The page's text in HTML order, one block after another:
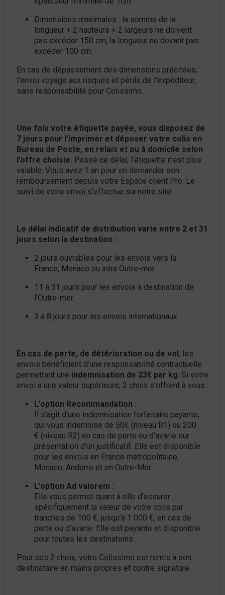
Dimensions maximales : la somme de la
longueur + 2 hauteurs + 2 largeurs ne doivent
pas excéder 150 cm, la longueur ne devant pas
excéder 100 cm.
En cas de dépassement des dimensions précitées,
l’envoi voyage aux risques et périls de l'expéditeur,
sans responsabilité pour Colissimo.
Une fois votre étiquette payée, vous disposez de
7 jours pour l’imprimer et déposer votre colis en
Bureau de Poste, en relais et ou à domicile selon
l’offre choisie. Passé ce délai, l’étiquette n’est plus
valable. Vous avez 1 an pour en demander son
remboursement depuis votre Espace client Pro. Le
suivi de votre envoi s’effectue sur notre site.
Le délai indicatif de distribution varie entre 2 et 31
jours selon la destination :
2 jours ouvrables pour les envois vers la
France, Monaco ou intra Outre-mer.
11 à 31 jours pour les envois à destination de
l’Outre-mer.
3 à 8 jours pour les envois internationaux.
En cas de perte, de détérioration ou de vol, les
envois bénéficient d’une responsabilité contractuelle
permettant une indemnisation de 23€ par kg. Si votre
envoi a une valeur supérieure, 2 choix s'offrent à vous :
L’option Recommandation :
Il s'agit d'une indemnisation forfaitaire payante,
qui vous indemnise de 50€ (niveau R1) ou 200
€ (niveau R2) en cas de perte ou d’avarie sur
présentation d'un justificatif. Elle est disponible
pour les envois en France métropolitaine,
Monaco, Andorre et en Outre-Mer.
L’option Ad valorem :
Elle vous permet quant à elle d’assurer
spécifiquement la valeur de votre colis par
tranches de 100 €, jusqu’à 1 000 €, en cas de
perte ou d’avarie. Elle est payante et disponible
pour toutes les destinations.
Pour ces 2 choix, votre Colissimo est remis à son
destinataire en mains propres et contre signature.